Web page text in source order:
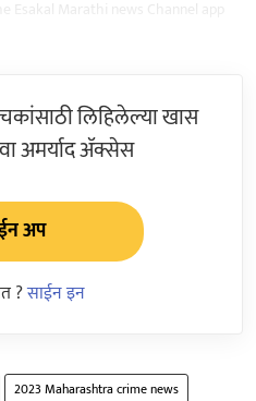
लिहिलेल्या खास
अमर्याद ॲक्सेस
अप
?साईन इन
2023 Maharashtra crime news